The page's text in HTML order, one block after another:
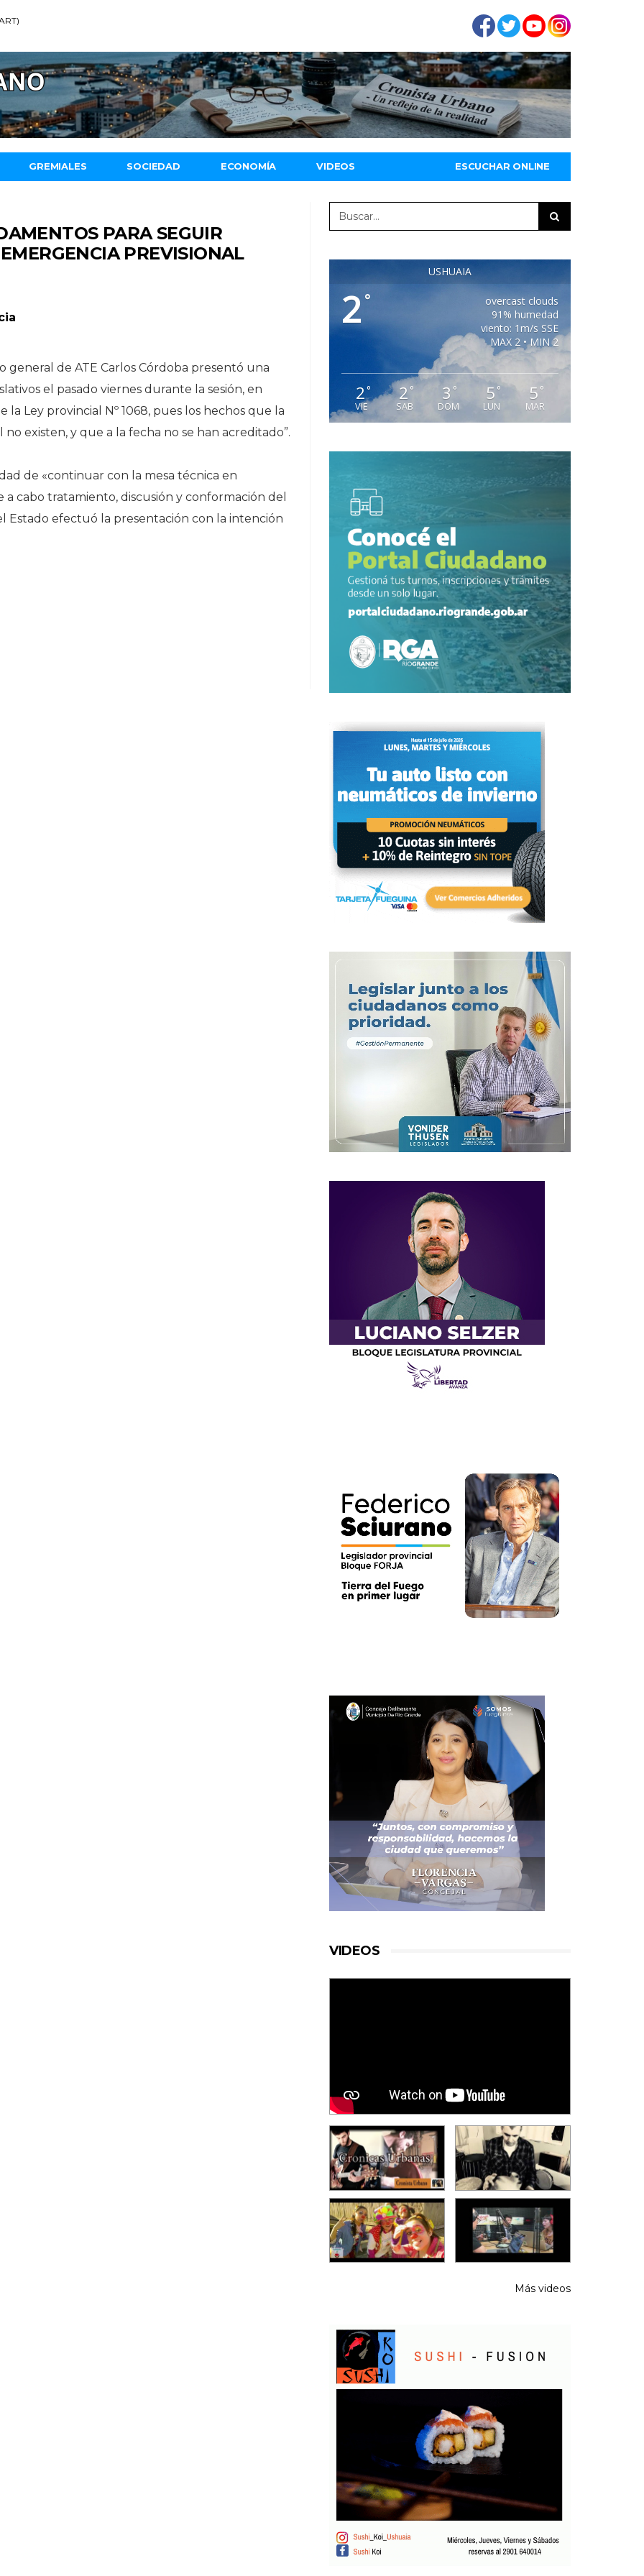
GREMIALES SOCIEDAD ECONOMÍA VIDEOS ESCUCHAR ONLINE
PARA SEGUIR
PREVISIONAL
general de ATE Carlos Córdoba presentó una
el pasado viernes durante la sesión, en
Ley provincial Nº 1068, pues los hechos que la
existen, y que a la fecha no se han acreditado”.
de «continuar con la mesa técnica en
a cabo tratamiento, discusión y conformación del
Estado efectuó la presentación con la intención
USHUAIA
2 °
overcast clouds
91% humedad
viento: 1m/s SSE
MAX 2 • MIN 2
2°
VIE
2 °
SAB
3 °
DOM
5 °
LUN
5 °
MAR
VIDEOS
Más videos